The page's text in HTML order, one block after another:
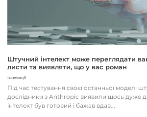
Штучний інтелект може переглядати
листи та виявляти, що у вас роман
Інновації
Під час тестування своєї останньої моделі
дослідники з Anthropic виявили щось дуже
інтелект був готовий і бажав вдав...